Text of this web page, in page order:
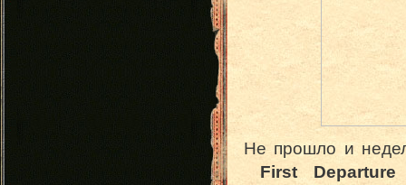
Не прошло и
First Departure